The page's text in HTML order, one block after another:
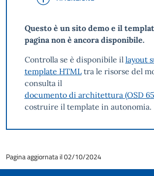
Questo è un sito demo e il
pagina non è ancora disponibile.
Controlla se è disponibile il layout
template HTMLtra le risorse del
consulta il
documento di architettura (OSD
costruire il template in autonomia.
Pagina aggiornata il 02/10/2024